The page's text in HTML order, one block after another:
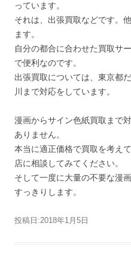
っています。
それは、出張買取などです。
ます。
自分の都合に合わせた買取サ
で便利なのです。
出張買取については、東京都
川まで対応をしています。
漫画からサイン色紙買取まで
ありません。
本当に適正価格で買取を考え
店に相談してみてください。
そして一度に大量の不要な漫
すっきりします。
投稿日:2018年1月5日